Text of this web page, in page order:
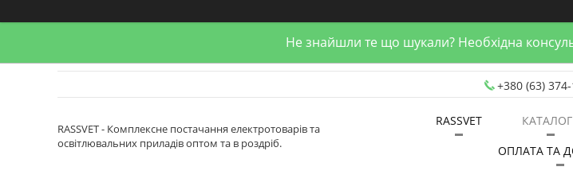
Не знайшли те що шукали? Необхідна
+380 (63)
RASSVET - Комплексне постачання електротоварів та
освітлювальних приладів оптом та в роздріб.
RASSVET КАТАЛОГ
ОПЛАТА ТА